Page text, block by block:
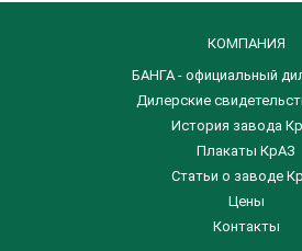
КОМПАНИЯ
БАНГА - официальный
Дилерские
История завода
Плакаты КрАЗ
Статьи о заводе
Цены
Контакты